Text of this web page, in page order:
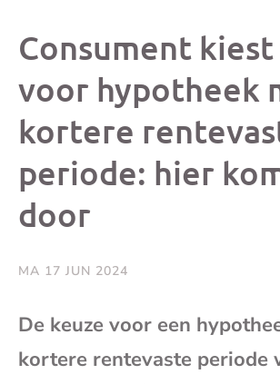
op
Consument
voor hypotheek
kortere
periode: hier
door
MA 17 JUN 2024
De keuze voor een
kortere rentevaste periode